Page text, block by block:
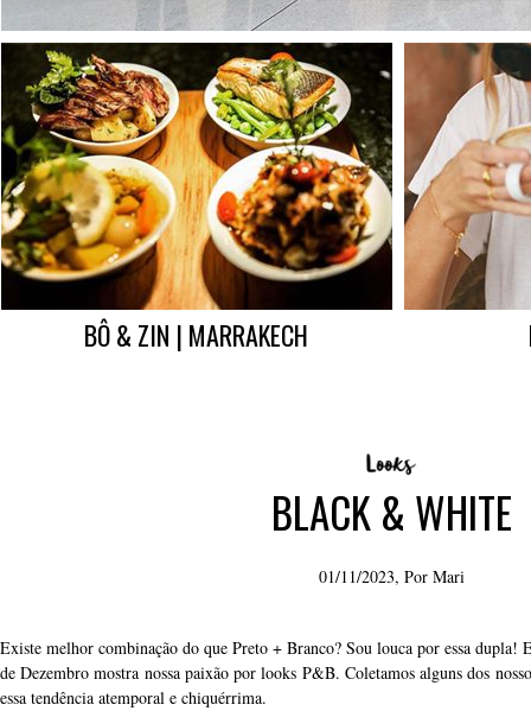
BÔ & ZIN | MARRAKECH
BLACK & WHITE
01/11/2023, Por Mari
Existe melhor combinação do que Preto + Branco? Sou louca por essa dupla!
de Dezembro mostra nossa paixão por looks P&B. Coletamos alguns dos
essa tendência atemporal e chiquérrima.